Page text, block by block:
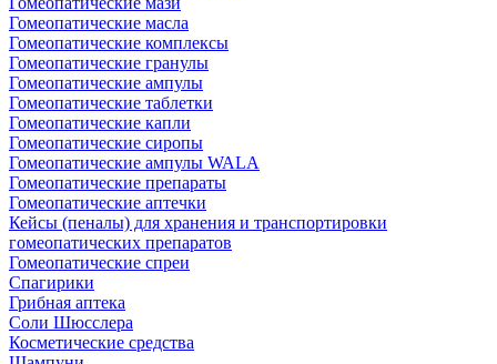
Гомеопатические масла
Гомеопатические комплексы
Гомеопатические гранулы
Гомеопатические ампулы
Гомеопатические таблетки
Гомеопатические капли
Гомеопатические сиропы
Гомеопатические ампулы WALA
Гомеопатические препараты
Гомеопатические аптечки
Кейсы (пеналы) для хранения и транспортировки
гомеопатических препаратов
Гомеопатические спреи
Спагирики
Грибная аптека
Соли Шюсслера
Косметические средства